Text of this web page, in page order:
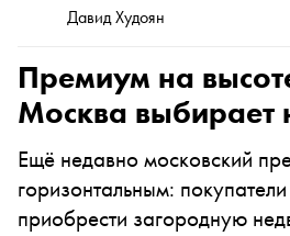
Давид Худоян
Премиум на
Москва выбирает
Ещё недавно московский
горизонтальным:
приобрести загородную